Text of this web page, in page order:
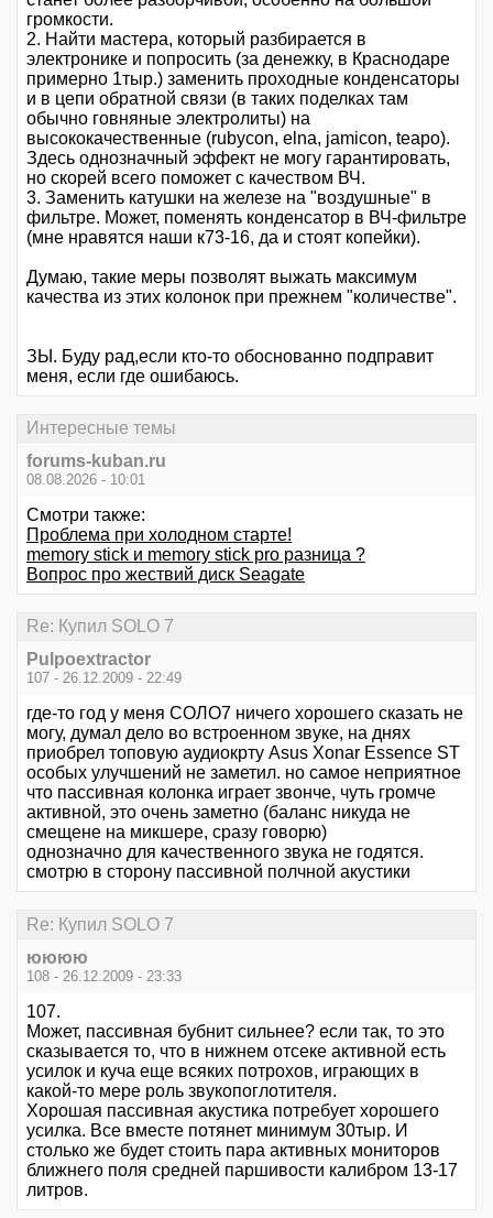
громкости.
2. Найти мастера, который разбирается в
электронике и попросить (за денежку, в Краснодаре
примерно 1тыр.) заменить проходные конденсаторы
и в цепи обратной связи (в таких поделках там
обычно говняные электролиты) на
высококачественные (rubycon, elna, jamicon, teapo).
Здесь однозначный эффект не могу гарантировать,
но скорей всего поможет с качеством ВЧ.
3. Заменить катушки на железе на "воздушные" в
фильтре. Может, поменять конденсатор в ВЧ-фильтре
(мне нравятся наши к73-16, да и стоят копейки).
Думаю, такие меры позволят выжать максимум
качества из этих колонок при прежнем "количестве".
ЗЫ. Буду рад,если кто-то обоснованно подправит
меня, если где ошибаюсь.
Интересные темы
forums-kuban.ru
08.08.2026 - 10:01
Смотри также:
Проблема при холодном старте!
memory stick и memory stick pro разница ?
Вопрос про жествий диск Seagate
Re: Купил SOLO 7
Pulpoextractor
107 - 26.12.2009 - 22:49
где-то год у меня СОЛО7 ничего хорошего сказать не
могу, думал дело во встроенном звуке, на днях
приобрел топовую аудиокрту Asus Xonar Essence ST
особых улучшений не заметил. но самое неприятное
что пассивная колонка играет звонче, чуть громче
активной, это очень заметно (баланс никуда не
смещене на микшере, сразу говорю)
однозначно для качественного звука не годятся.
смотрю в сторону пассивной полчной акустики
Re: Купил SOLO 7
юююю
108 - 26.12.2009 - 23:33
107.
Может, пассивная бубнит сильнее? если так, то это
сказывается то, что в нижнем отсеке активной есть
усилок и куча еще всяких потрохов, играющих в
какой-то мере роль звукопоглотителя.
Хорошая пассивная акустика потребует хорошего
усилка. Все вместе потянет минимум 30тыр. И
столько же будет стоить пара активных мониторов
ближнего поля средней паршивости калибром 13-17
литров.